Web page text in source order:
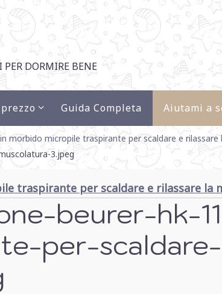
DORMIRE BENE
Guida Completa Aiutami a
morbido micropile traspirante per scaldare e
3.jpeg
traspirante per scaldare e rilassare la
beurer-hk-
per-